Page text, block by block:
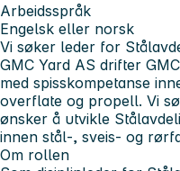
Arbeidsspråk
Engelsk eller norsk
Vi søker leder for
GMC Yard AS drifter
med spisskompetanse
overflate og propell. Vi
ønsker å utvikle
innen stål-, sveis- og
Om rollen